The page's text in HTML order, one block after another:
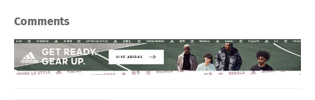
Comments